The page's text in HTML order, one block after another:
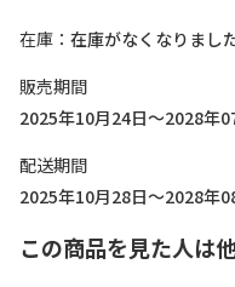
在庫
在庫がなくなりまし
販売期間
2025年10月24日～2028年
配送期間
2025年10月28日～2028年
この商品を見た人は